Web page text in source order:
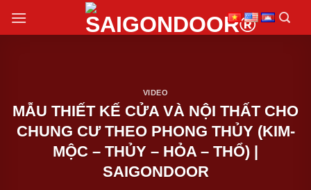
đến
VIDEO
MẪU THIẾT KẾ CỬA VÀ NỘI THẤT CHO
CHUNG CƯ THEO PHONG THỦY (KIM-
MỘC – THỦY – HỎA – THỔ) |
SAIGONDOOR